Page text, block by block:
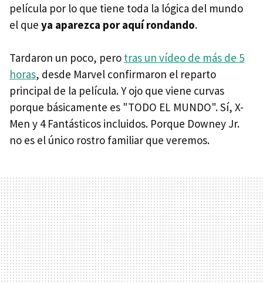
película por lo que tiene toda la lógica del mundo
el que ya aparezca por aquí rondando.
Tardaron un poco, pero tras un vídeo de más de 5
horas, desde Marvel confirmaron el reparto
principal de la película. Y ojo que viene curvas
porque básicamente es "TODO EL MUNDO". Sí, X-
Men y 4 Fantásticos incluidos. Porque Downey Jr.
no es el único rostro familiar que veremos.